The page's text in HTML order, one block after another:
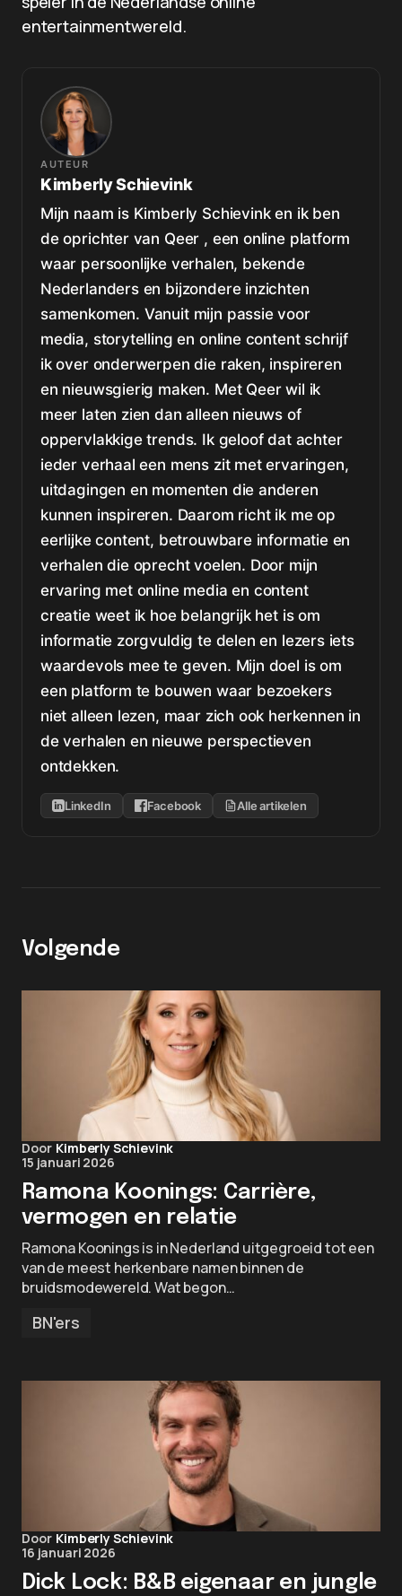
entertainmentwereld.
AUTEUR
Kimberly Schievink
Mijn naam is Kimberly Schievink en ik ben
de oprichter van Qeer , een online platform
waar persoonlijke verhalen, bekende
Nederlanders en bijzondere inzichten
samenkomen. Vanuit mijn passie voor
media, storytelling en online content schrijf
ik over onderwerpen die raken, inspireren
en nieuwsgierig maken. Met Qeer wil ik
meer laten zien dan alleen nieuws of
oppervlakkige trends. Ik geloof dat achter
ieder verhaal een mens zit met ervaringen,
uitdagingen en momenten die anderen
kunnen inspireren. Daarom richt ik me op
eerlijke content, betrouwbare informatie en
verhalen die oprecht voelen. Door mijn
ervaring met online media en content
creatie weet ik hoe belangrijk het is om
informatie zorgvuldig te delen en lezers iets
waardevols mee te geven. Mijn doel is om
een platform te bouwen waar bezoekers
niet alleen lezen, maar zich ook herkennen in
de verhalen en nieuwe perspectieven
ontdekken.
LinkedIn Facebook Alle artikelen
Volgende
Door Kimberly Schievink
15 januari 2026
Ramona Koonings: Carrière,
vermogen en relatie
Ramona Koonings is in Nederland uitgegroeid tot een
van de meest herkenbare namen binnen de
bruidsmodewereld. Wat begon…
BN'ers
Door Kimberly Schievink
16 januari 2026
Dick Lock: B&B eigenaar en jungle